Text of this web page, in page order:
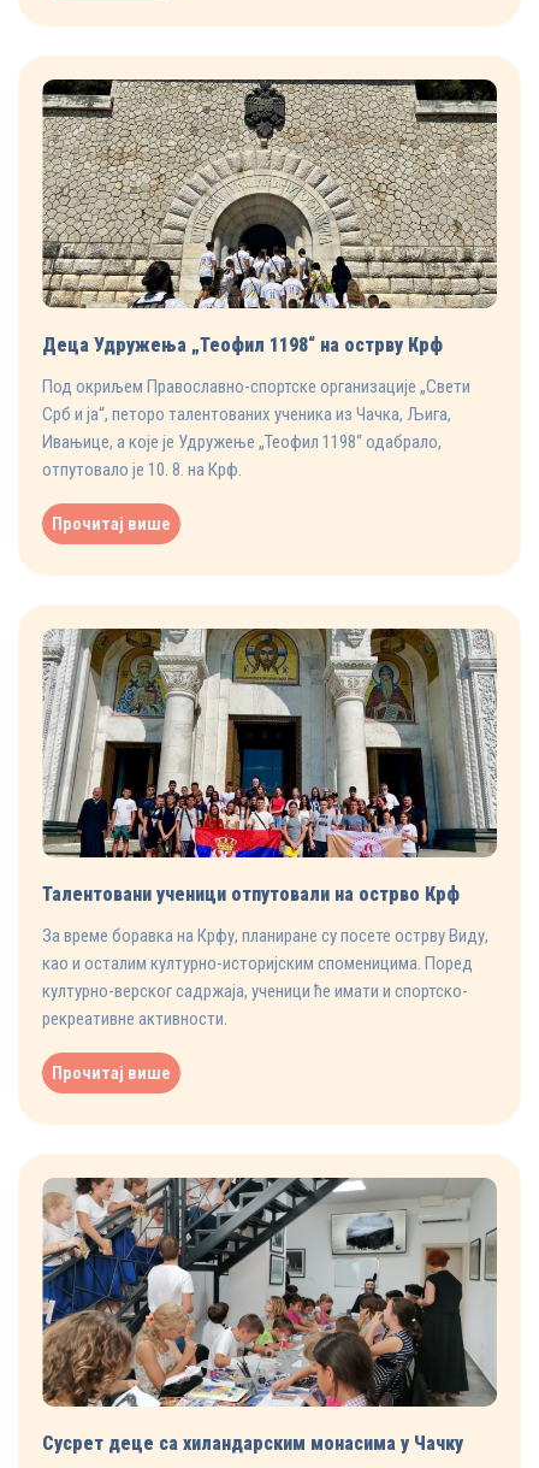
Деца Удружења „Теофил 1198“ на острву Крф
Под окриљем Православно-спортске организације „Свети
Срб и ја“, петоро талентованих ученика из Чачка, Љига,
Ивањице, а које је Удружење „Теофил 1198“ одабрало,
отпутовало је 10. 8. на Крф.
Прочитај више
Талентовани ученици отпутовали на острво Крф
За време боравка на Крфу, планиране су посете острву Виду,
као и осталим културно-историјским споменицима. Поред
културно-верског садржаја, ученици ће имати и спортско-
рекреативне активности.
Прочитај више
Сусрет деце са хиландарским монасима у Чачку